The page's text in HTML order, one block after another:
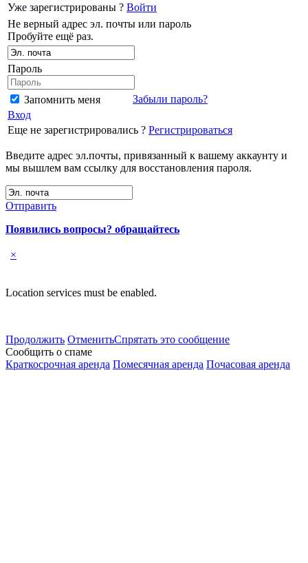
Уже зарегистрированы ? Войти
Не верный адрес эл. почты или пароль
Пробуйте ещё раз.
Пароль
Запомнить меня
Забыли пароль?
Вход
Еще не зарегистрировались ? Регистрироваться
Введите адрес эл.почты, привязанный к вашему аккаунту и
мы вышлем вам ссылку для восстановления пароля.
Отправить
Появились вопросы? обращайтесь
×
Location services must be enabled.
Продолжить ОтменитьСпрятать это сообщение
Сообщить о спаме
Краткосрочная аренда Помесячная аренда Почасовая аренда